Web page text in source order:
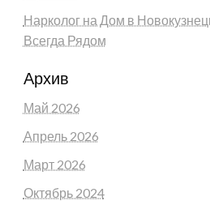
Нарколог на Дом в
Всегда Рядом
Архив
Май 2026
Апрель 2026
Март 2026
Октябрь 2024